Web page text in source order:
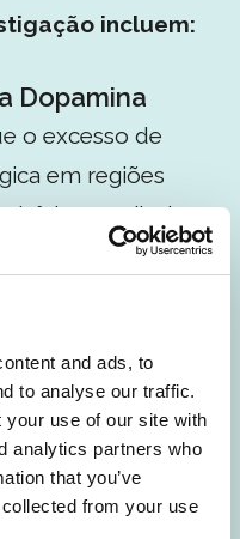
and ads, to
to analyse our traffic.
your use of our site with
analytics partners who
that you’ve
from your use
incluem:
Dopamina
o excesso de
em regiões
à fala contribui
a ensaios
como
da Base
indicam